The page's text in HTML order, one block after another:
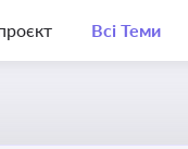
Всі Теми